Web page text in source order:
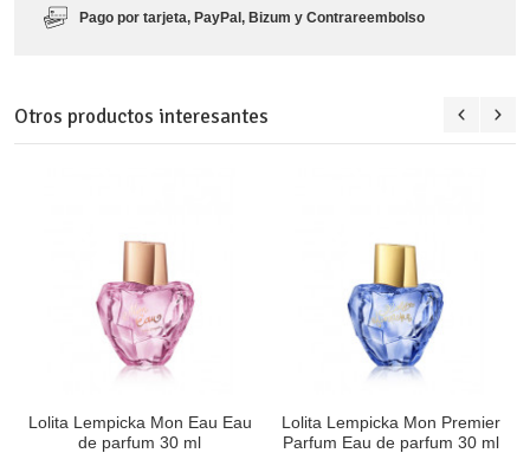
Pago por tarjeta, PayPal, Bizum y Contrareembolso
Otros productos interesantes
Lolita Lempicka Mon Eau Eau
de parfum 30 ml
Lolita Lempicka Mon Premier
Parfum Eau de parfum 30 ml